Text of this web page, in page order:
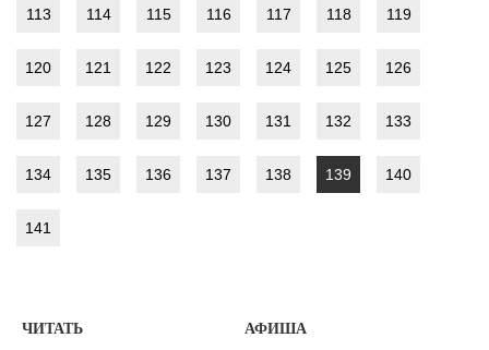
113 114 115 116 117 118 119
120 121 122 123 124 125 126
127 128 129 130 131 132 133
134 135 136 137 138 139 140
141
ЧИТАТЬ АФИША